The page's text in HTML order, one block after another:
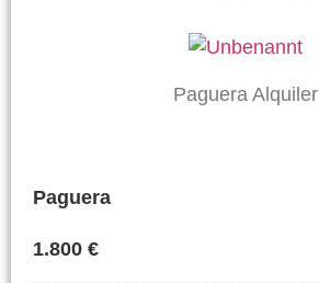
Paguera Alquiler
Paguera
1.800 €